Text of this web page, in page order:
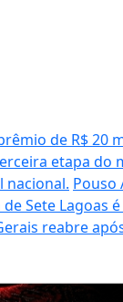
de R$ 20
etapa do
nacional. Pouso
Sete Lagoas
reabre